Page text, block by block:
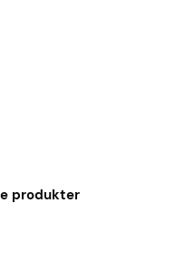
produkter